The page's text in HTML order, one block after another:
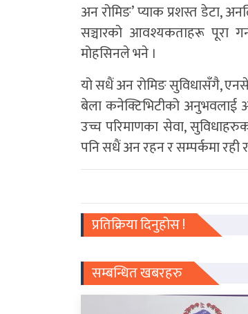
अन रोमिङ’ प्याक प्रशस्त डेटा,
सञ्चारको आवश्यकताहरू पूरा
मोहसिनले भने ।
यो सधैं अन रोमिङ सुविधासँगै,
बेला कनेक्टिभिटीको अनुभवलाई
उच्च परिमाणका सेवा,
पनि सधैं अन रहन र सम्पर्कमा रही
प्रतिक्रिया दिनुहोस !
सम्बन्धित खबरहरु